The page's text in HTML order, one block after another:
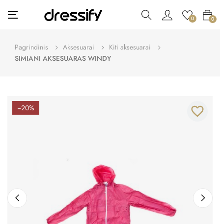
Toggle
navigation
☰ 0 0
Pagrindinis Aksesuarai
Kiti aksesuarai
SIMIANI AKSESUARAS WINDY
−20% favorite_border